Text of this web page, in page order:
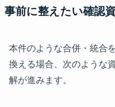
事前に整えたい確認
本件のような合併・統合
換える場合、次のような
解が進みます。